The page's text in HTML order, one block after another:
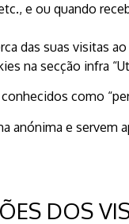
e ou quando
das suas visitas
na secção infra
como
anónima e servem
DOS